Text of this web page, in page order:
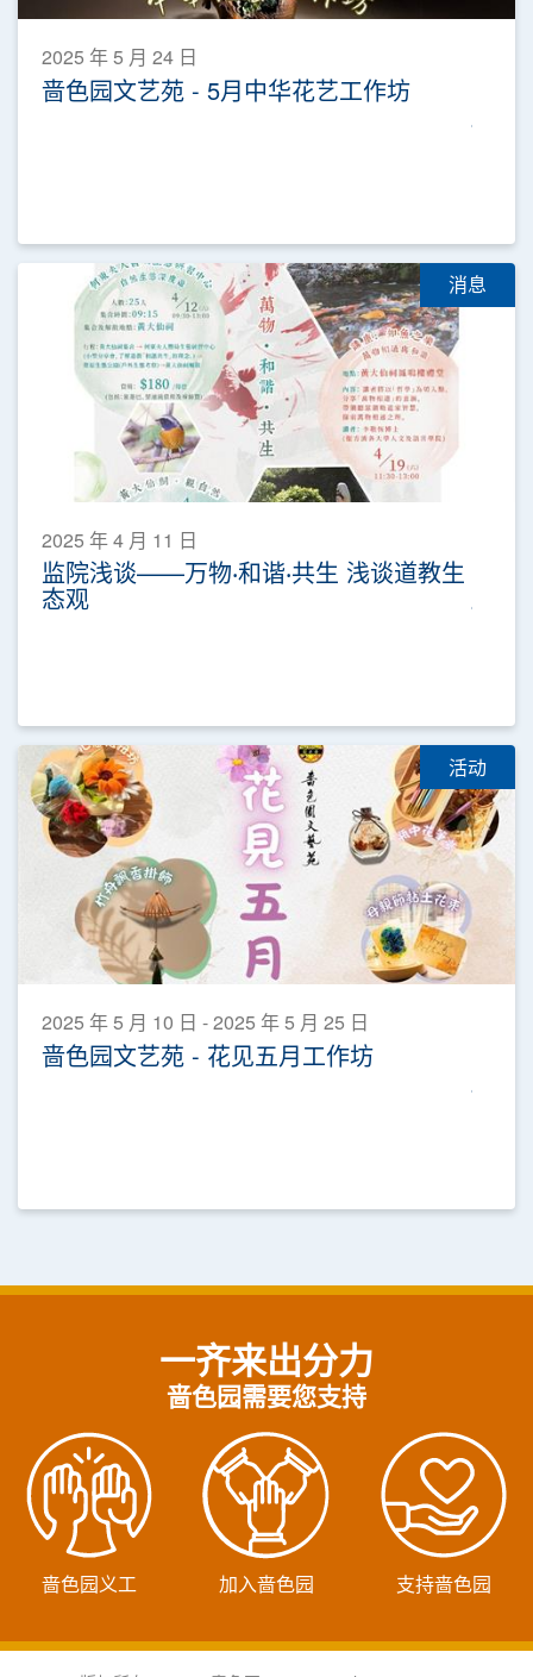
2025 年 5 月 24 日
啬色园文艺苑 - 5月中华花艺工作坊
消息
2025 年 4 月 11 日
监院浅谈——万物‧和谐‧共生 浅谈道教生
态观
活动
2025 年 5 月 10 日 - 2025 年 5 月 25 日
啬色园文艺苑 - 花见五月工作坊
一齐来出分力
啬色园需要您支持
啬色园义工 加入啬色园 支持啬色园